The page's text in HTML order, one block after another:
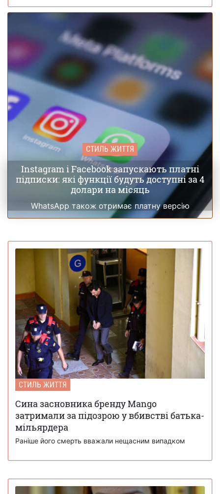
СТИЛЬ ЖИТТЯ
Instagram і Facebook запускають платні
підписки: які функції будуть доступні за 4
долари на місяць
WhatsApp також отримає платну версію
СТИЛЬ ЖИТТЯ
Сина засновника бренду Mango
затримали за підозрою у вбивстві батька-
мільярдера
Раніше його смерть вважали нещасним випадком